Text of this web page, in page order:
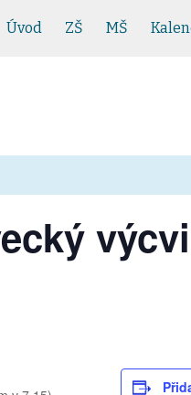
Úvod ZŠ MŠ